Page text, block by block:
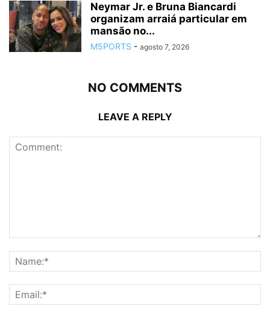
Neymar Jr. e Bruna Biancardi
organizam arraiá particular em
mansão no...
M5PORTS - agosto 7, 2026
NO COMMENTS
LEAVE A REPLY